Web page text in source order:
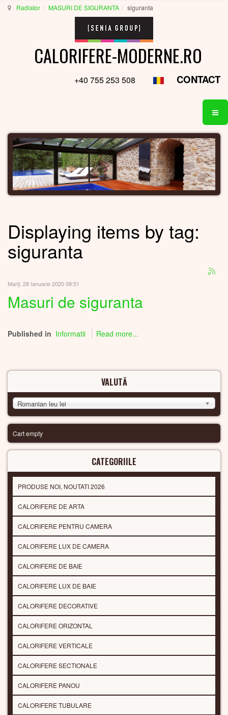
Radiator MASURI DE SIGURANTA siguranta
CALORIFERE-MODERNE.RO
+40 755 253 508 CONTACT
Displaying items by tag:
siguranta
Marți, 28 Ianuarie 2020 09:51
Masuri de siguranta
Published in Informatii Read more...
VALUTĂ
Romanian leu lei
Cart empty
CATEGORIILE
PRODUSE NOI, NOUTATI 2026
CALORIFERE DE ARTA
CALORIFERE PENTRU CAMERA
CALORIFERE LUX DE CAMERA
CALORIFERE DE BAIE
CALORIFERE LUX DE BAIE
CALORIFERE DECORATIVE
CALORIFERE ORIZONTAL
CALORIFERE VERTICALE
CALORIFERE SECTIONALE
CALORIFERE PANOU
CALORIFERE TUBULARE